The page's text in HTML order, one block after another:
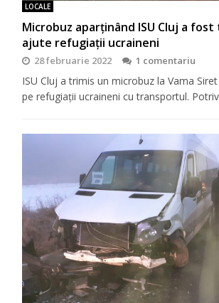
LOCALE
Microbuz aparținând ISU Cluj a fost
ajute refugiații ucraineni
28 februarie 2022 1 comentariu
ISU Cluj a trimis un microbuz la Vama
pe refugiații ucraineni cu transportul.